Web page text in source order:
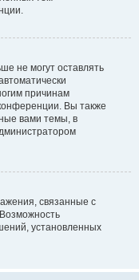
не могут оставлять
причинам
Вы также
вами темы, в
связанные с
установленных